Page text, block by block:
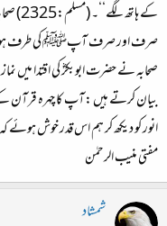
کے
صرف اور صرف آپﷺ کی طرف ہوتی
صحابہ نے حضرت ابوبکرؓ کی اقتدا
بیان کرتے ہیں :آپ کا چہرہ قرآن
انور کو دیکھ کر ہم اس قدر خوش ہوئے کہ
مفتی منیب الرحمٰن
شمشاد